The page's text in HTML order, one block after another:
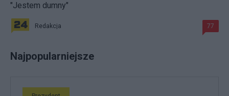
"Jestem dumny"
Redakcja 77
Najpopularniejsze